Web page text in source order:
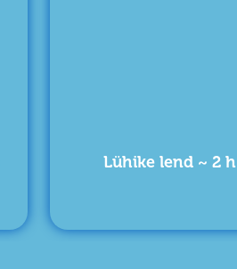
Lühike lend ~ 2 h